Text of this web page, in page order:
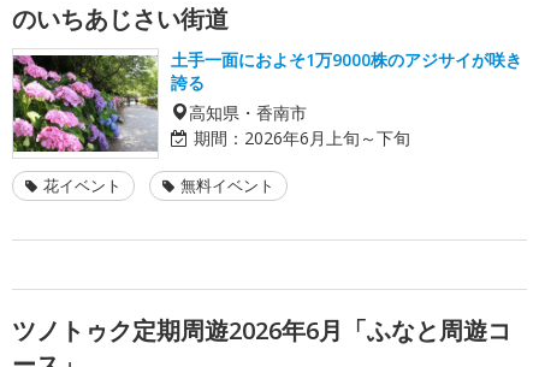
のいちあじさい街道
土手一面におよそ1万9000株のアジサイが咲き
誇る
高知県・香南市
期間： 2026年6月上旬～下旬
花イベント 無料イベント
ツノトゥク定期周遊2026年6月「ふなと周遊コ